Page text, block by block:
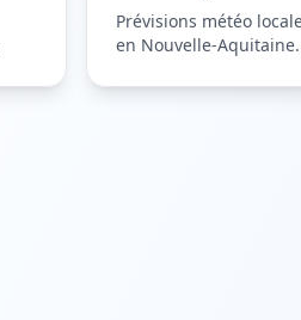
Prévisions météo
en Nouvelle-Aquitaine.